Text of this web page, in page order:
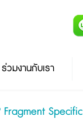
ร่วมงานกับเรา
Specific